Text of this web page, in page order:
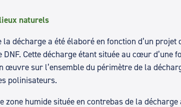
naturels
la décharge a été élaboré en fonction d’un
Cette décharge étant située au cœur
œuvre sur l’ensemble du périmètre de la
polinisateurs.
zone humide située en contrebas de la